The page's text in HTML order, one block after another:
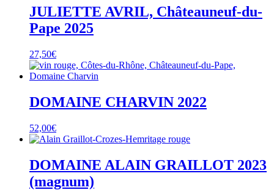
JULIETTE AVRIL, Châteauneuf-du-
Pape 2025
27,50€
DOMAINE CHARVIN 2022
52,00€
DOMAINE ALAIN GRAILLOT 2023
(magnum)